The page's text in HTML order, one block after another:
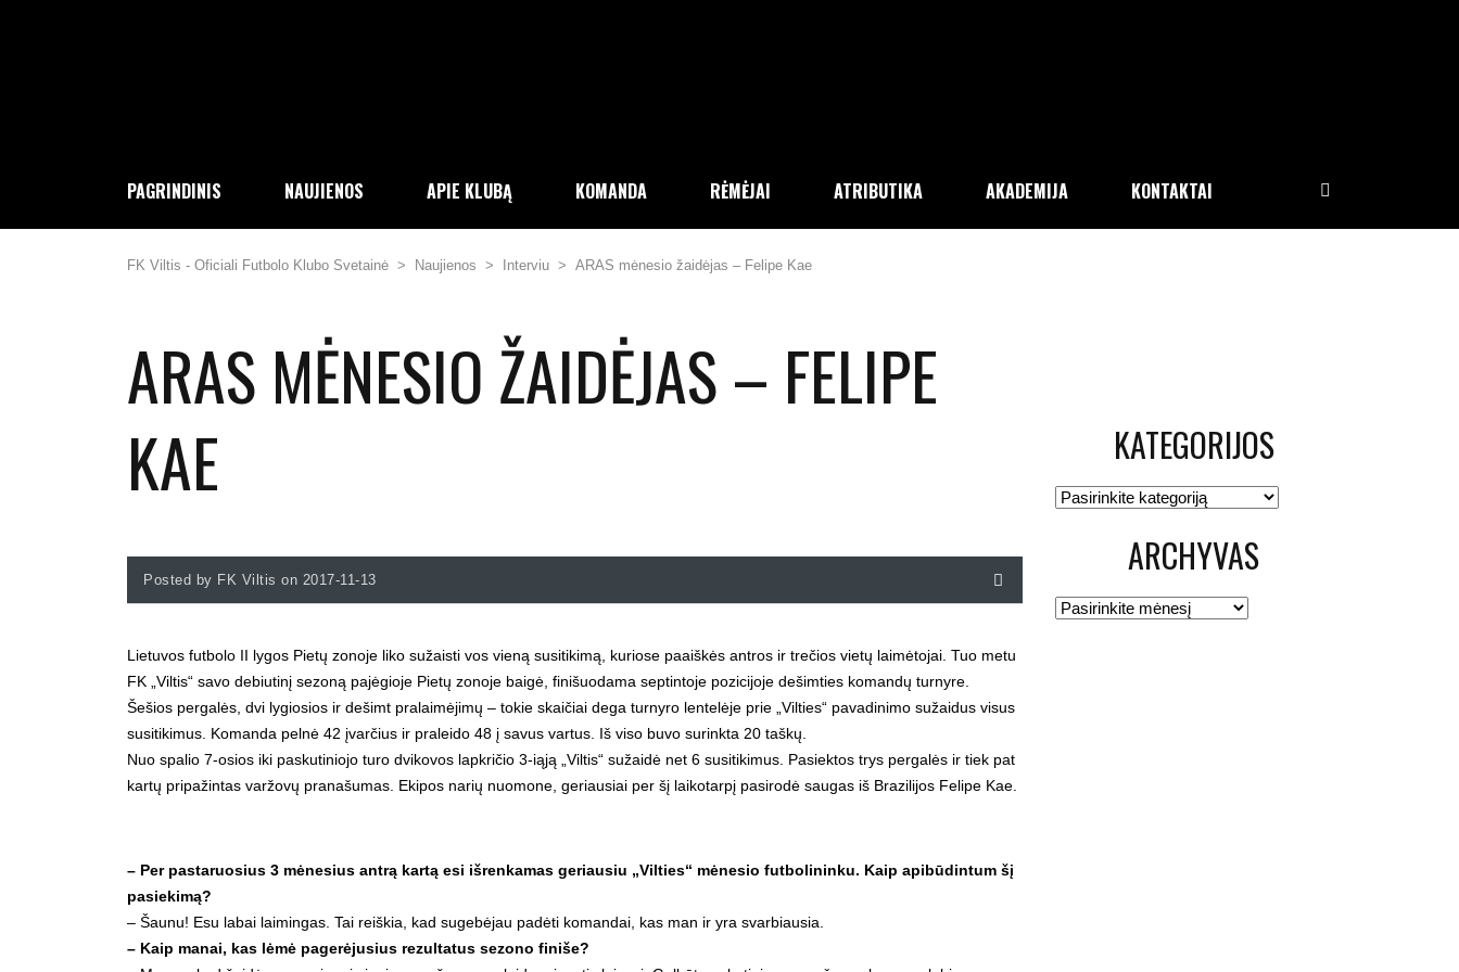
PAGRINDINIS NAUJIENOS APIE KLUBĄ KOMANDA RĖMĖJAI ATRIBUTIKA AKADEMIJA KONTAKTAI
FK Viltis - Oficiali Futbolo Klubo Svetainė > Naujienos > Interviu > ARAS mėnesio žaidėjas – Felipe Kae
ARAS MĖNESIO ŽAIDĖJAS – FELIPE
KAE
Posted by FK Viltis on 2017-11-13
Lietuvos futbolo II lygos Pietų zonoje liko sužaisti vos vieną susitikimą, kuriose paaiškės antros ir trečios vietų laimėtojai. Tuo metu
FK „Viltis“ savo debiutinį sezoną pajėgioje Pietų zonoje baigė, finišuodama septintoje pozicijoje dešimties komandų turnyre.
Šešios pergalės, dvi lygiosios ir dešimt pralaimėjimų – tokie skaičiai dega turnyro lentelėje prie „Vilties“ pavadinimo sužaidus visus
susitikimus. Komanda pelnė 42 įvarčius ir praleido 48 į savus vartus. Iš viso buvo surinkta 20 taškų.
Nuo spalio 7-osios iki paskutiniojo turo dvikovos lapkričio 3-iąją „Viltis“ sužaidė net 6 susitikimus. Pasiektos trys pergalės ir tiek pat
kartų pripažintas varžovų pranašumas. Ekipos narių nuomone, geriausiai per šį laikotarpį pasirodė saugas iš Brazilijos Felipe Kae.
– Per pastaruosius 3 mėnesius antrą kartą esi išrenkamas geriausiu „Vilties“ mėnesio futbolininku. Kaip apibūdintum šį
pasiekimą?
– Šaunu! Esu labai laimingas. Tai reiškia, kad sugebėjau padėti komandai, kas man ir yra svarbiausia.
– Kaip manai, kas lėmė pagerėjusius rezultatus sezono finiše?
KATEGORIJOS
Kategorijos
ARCHYVAS
Archyvas